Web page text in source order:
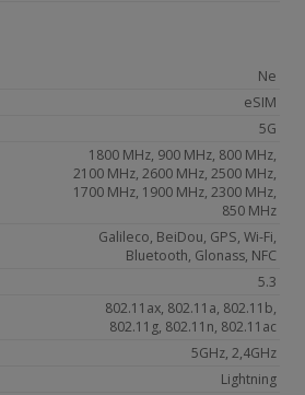
Ne
eSIM
5G
1800 MHz, 900 MHz, 800 MHz,
2100 MHz, 2600 MHz, 2500 MHz,
1700 MHz, 1900 MHz, 2300 MHz,
850 MHz
Galileco, BeiDou, GPS, Wi-Fi,
Bluetooth, Glonass, NFC
5.3
802.11ax, 802.11a, 802.11b,
802.11g, 802.11n, 802.11ac
5GHz, 2,4GHz
Lightning